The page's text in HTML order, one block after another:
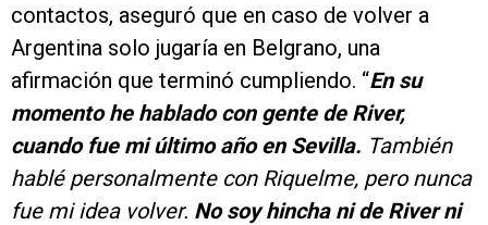
contactos, aseguró que en caso de volver a
Argentina solo jugaría en Belgrano, una
afirmación que terminó cumpliendo. “En su
momento he hablado con gente de River,
cuando fue mi último año en Sevilla. También
hablé personalmente con Riquelme, pero nunca
fue mi idea volver. No soy hincha ni de River ni